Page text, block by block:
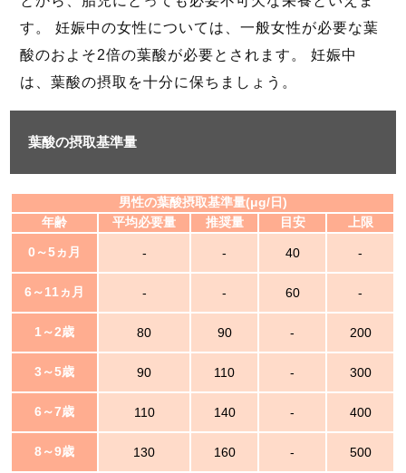
す。 妊娠中の女性については、一般女性が必要な葉
酸のおよそ2倍の葉酸が必要とされます。 妊娠中
は、葉酸の摂取を十分に保ちましょう。
葉酸の摂取基準量
男性の葉酸摂取基準量(μg/日)
年齢
平均必要量 推奨量 目安 上限
0～5ヵ月 - - 40 -
6～11ヵ月 - - 60 -
1～2歳 80 90 - 200
3～5歳 90 110 - 300
6～7歳 110 140 - 400
8～9歳 130 160 - 500